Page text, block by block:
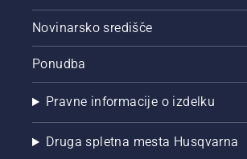
Novinarsko središče
Ponudba
Pravne informacije o izdelku
Druga spletna mesta Husqvarna